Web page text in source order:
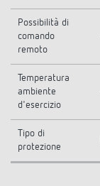
Possibilità di
comando
remoto
Temperatura
ambiente
d'esercizio
Tipo di
protezione